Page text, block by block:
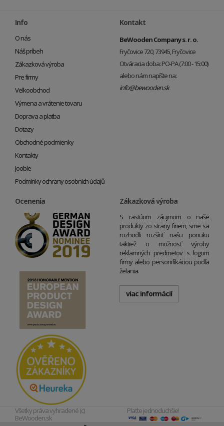
Info
O nás
Náš príbeh
Zákazková výroba
Pre firmy
Veľkoobchod
Výmena a vrátenie tovaru
Doprava a platba
Dotazy
Obchodné podmienky
Kontakty
Jooble
Podmínky ochrany osobních údajů
Kontakt
BeWooden Company s. r. o.
Fryčovice 720, 73945, Fryčovice
Otváracia doba: PO-PA (7:00 - 15:00)
alebo nám napíšte na:
info@bewooden.sk
Ocenenia Zákazková výroba
S rastúcim záujmom o naše
produkty zo strany firiem, sme sa
rozhodli rozšíriť našu ponuku
taktiež o možnosť výroby
reklamných predmetov s logom
firmy alebo personifikáciou podľa
želania.
viac informácií
Všetky práva vyhradené (c)
BeWooden.sk
Plaťte jednoduchšie!